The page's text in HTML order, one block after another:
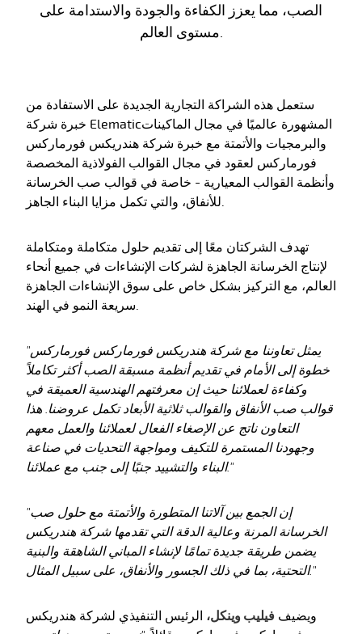
الصب، مما يعزز الكفاءة والجودة والاستدامة على
مستوى العالم.
ستعمل هذه الشراكة التجارية الجديدة على الاستفادة من
خبرة شركة Elematicالمشهورة عالميًا في مجال الماكينات
والبرمجيات والأتمتة مع خبرة شركة هندريكس فورماركس
فورماركس لعقود في مجال القوالب الفولاذية المخصصة
وأنظمة القوالب المعيارية - خاصة في قوالب صب الخرسانة
للأنفاق، والتي تكمل مزايا البناء الجاهز.
تهدف الشركتان معًا إلى تقديم حلول متكاملة ومتكاملة
لإنتاج الخرسانة الجاهزة لشركات الإنشاءات في جميع أنحاء
العالم، مع التركيز بشكل خاص على سوق الإنشاءات الجاهزة
سريعة النمو في الهند.
"يمثل تعاوننا مع شركة هندريكس فورماركس فورماركس
خطوة إلى الأمام في تقديم أنظمة مسبقة الصب أكثر تكاملاً
وكفاءة لعملائنا حيث إن معرفتهم الهندسية العميقة في
قوالب صب الأنفاق والقوالب ثلاثية الأبعاد تكمل عروضنا. هذا
التعاون ناتج عن الإصغاء الفعال لعملائنا والعمل معهم
وجهودنا المستمرة للتكيف ومواجهة التحديات في صناعة
البناء والتشييد جنبًا إلى جنب مع عملائنا."
"إن الجمع بين آلاتنا المتطورة والأتمتة مع حلول صب
الخرسانة المرنة وعالية الدقة التي تقدمها شركة هندريكس
يضمن طريقة جديدة تمامًا لإنشاء المباني الشاهقة والبنية
التحتية، بما في ذلك الجسور والأنفاق، على سبيل المثال."
ويضيف فيليب وينكل، الرئيس التنفيذي لشركة هندريكس